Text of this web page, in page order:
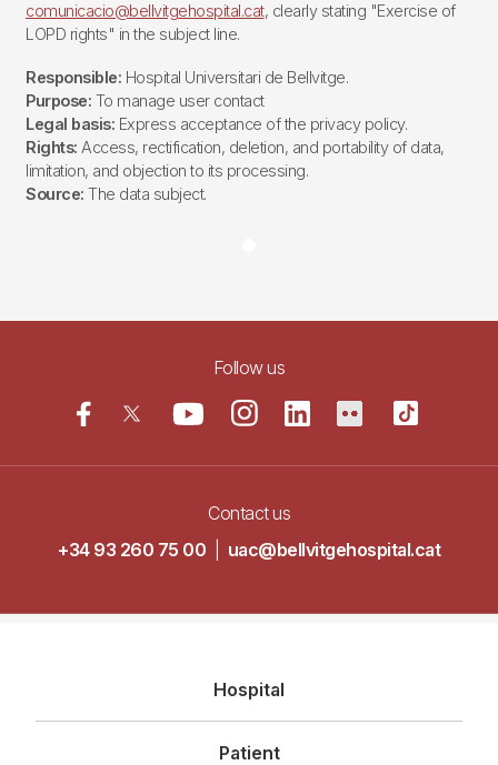
comunicacio@bellvitgehospital.cat, clearly stating "Exercise of
LOPD rights" in the subject line.
Responsible: Hospital Universitari de Bellvitge.
Purpose: To manage user contact
Legal basis: Express acceptance of the privacy policy.
Rights: Access, rectification, deletion, and portability of data,
limitation, and objection to its processing.
Source: The data subject.
Follow us
Contact us
+34 93 260 75 00
uac@bellvitgehospital.cat
principal
Hospital
Patient